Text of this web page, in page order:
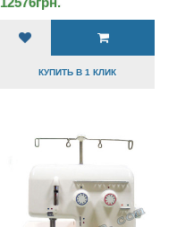
КУПИТЬ В 1 КЛИК